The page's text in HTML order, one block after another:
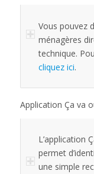
Vous pouvez
ménagères
technique.
cliquez ici.
Application Ça va
L’application
permet
une simple